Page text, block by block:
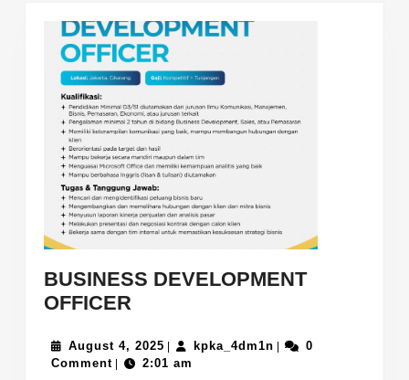
BUSINESS DEVELOPMENT
OFFICER
OFFICER
August 4, 2025 August
4,
| kpka_4dm1nkpka_4dm1n
|
0
Comment | 2:01 am